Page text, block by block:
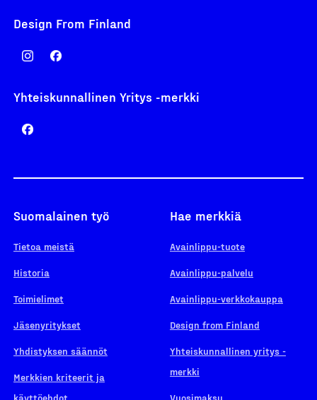
Design From Finland
Yhteiskunnallinen Yritys -merkki
Suomalainen työ
Tietoa meistä
Historia
Toimielimet
Jäsenyritykset
Yhdistyksen säännöt
Merkkien kriteerit ja
käyttöehdot
Hae merkkiä
Avainlippu-tuote
Avainlippu-palvelu
Avainlippu-verkkokauppa
Design from Finland
Yhteiskunnallinen yritys -
merkki
Vuosimaksu